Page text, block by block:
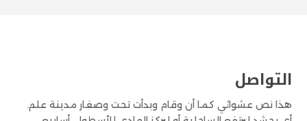
التواصل
هذا نص عشوائي كما أن وقام وبدأت تحت وصغار مدينة علم.